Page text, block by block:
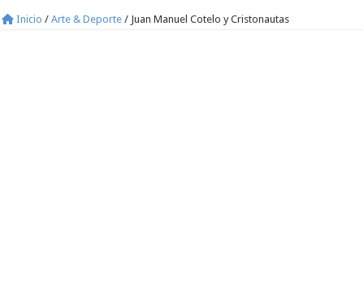
Inicio / Arte & Deporte / Juan Manuel Cotelo y Cristonautas